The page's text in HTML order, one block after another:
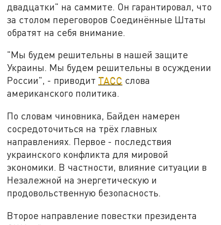
двадцатки" на саммите. Он гарантировал, что
за столом переговоров Соединённые Штаты
обратят на себя внимание.
"Мы будем решительны в нашей защите
Украины. Мы будем решительны в осуждении
России", - приводит ТАСС слова
американского политика.
По словам чиновника, Байден намерен
сосредоточиться на трёх главных
направлениях. Первое - последствия
украинского конфликта для мировой
экономики. В частности, влияние ситуации в
Незалежной на энергетическую и
продовольственную безопасность.
Второе направление повестки президента